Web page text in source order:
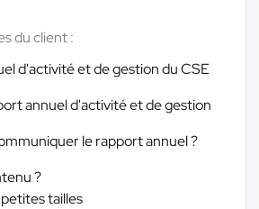
du client :
d'activité et de gestion du CSE
annuel d'activité et de gestion
le rapport annuel ?
?
tailles